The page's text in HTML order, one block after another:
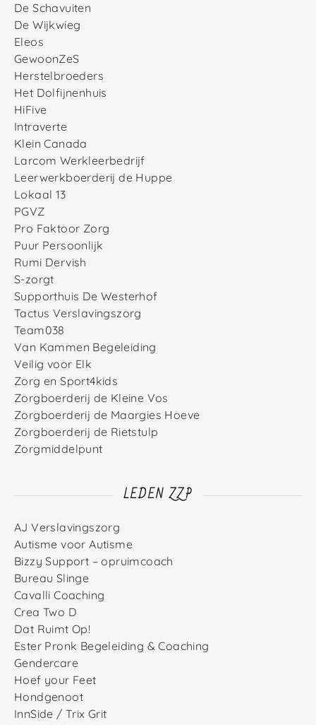
De Schavuiten
De Wijkwieg
Eleos
GewoonZeS
Herstelbroeders
Het Dolfijnenhuis
HiFive
Intraverte
Klein Canada
Larcom Werkleerbedrijf
Leerwerkboerderij de Huppe
Lokaal 13
PGVZ
Pro Faktoor Zorg
Puur Persoonlijk
Rumi Dervish
S-zorgt
Supporthuis De Westerhof
Tactus Verslavingszorg
Team038
Van Kammen Begeleiding
Veilig voor Elk
Zorg en Sport4kids
Zorgboerderij de Kleine Vos
Zorgboerderij de Maargies Hoeve
Zorgboerderij de Rietstulp
Zorgmiddelpunt
LEDEN ZZP
AJ Verslavingszorg
Autisme voor Autisme
Bizzy Support – opruimcoach
Bureau Slinge
Cavalli Coaching
Crea Two D
Dat Ruimt Op!
Ester Pronk Begeleiding & Coaching
Gendercare
Hoef your Feet
Hondgenoot
InnSide / Trix Grit